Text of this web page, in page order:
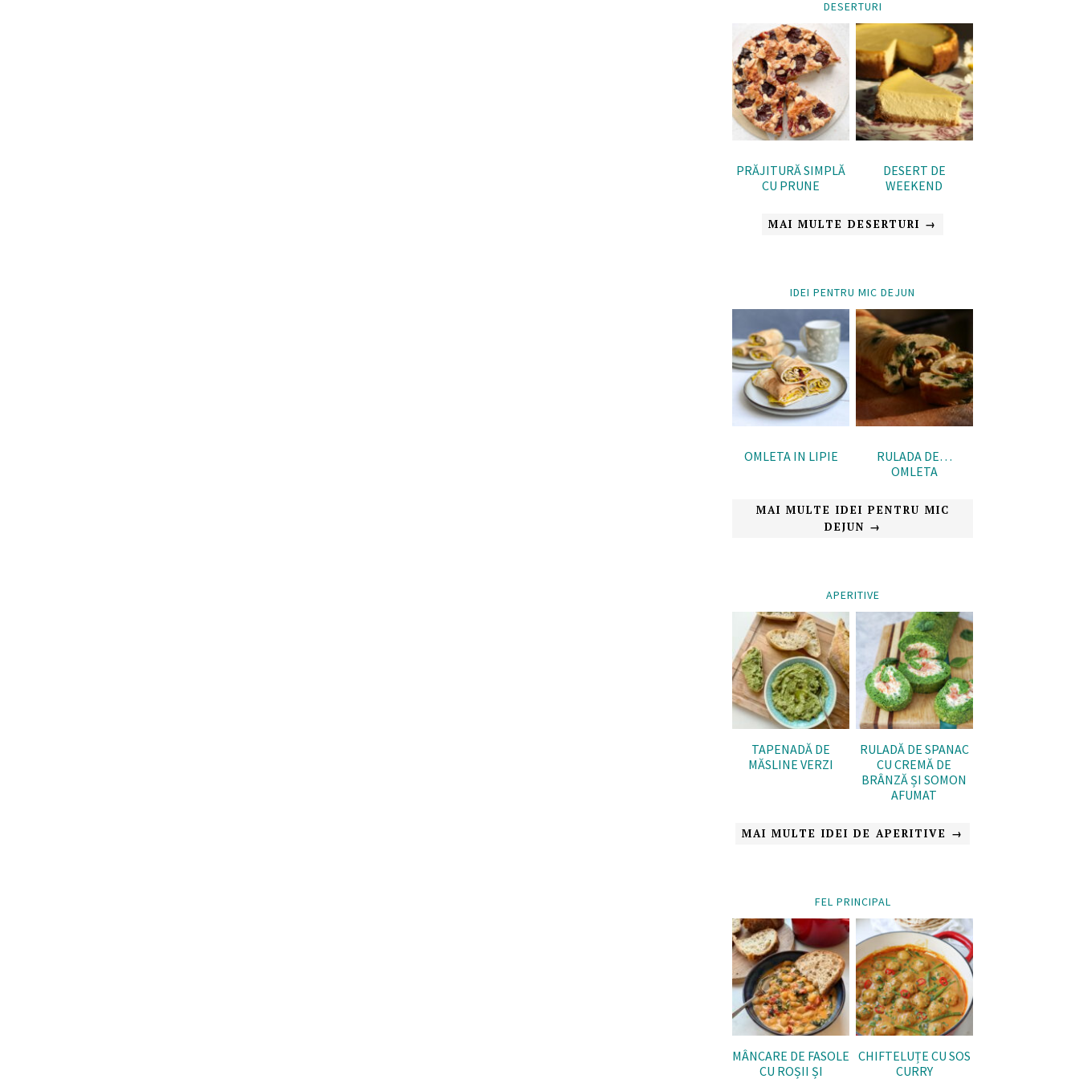
DESERTURI
PRĂJITURĂ SIMPLĂ
CU PRUNE
DESERT DE
WEEKEND
MAI MULTE DESERTURI →
IDEI PENTRU MIC DEJUN
OMLETA IN LIPIE
RULADA DE…
OMLETA
MAI MULTE IDEI PENTRU MIC
DEJUN →
APERITIVE
TAPENADĂ DE
MĂSLINE VERZI
RULADĂ DE SPANAC
CU CREMĂ DE
BRÂNZĂ ȘI SOMON
AFUMAT
MAI MULTE IDEI DE APERITIVE →
FEL PRINCIPAL
MÂNCARE DE FASOLE
CU ROȘII ȘI
CHIFTELUȚE CU SOS
CURRY